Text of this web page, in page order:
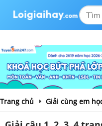
Trang chủ Giải cùng em